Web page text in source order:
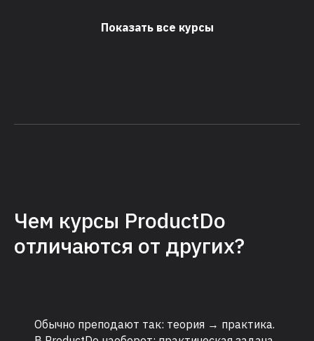
Показать все курсы
Чем курсы ProductDo
отличаются от других?
Обычно преподают так: теория → практика.